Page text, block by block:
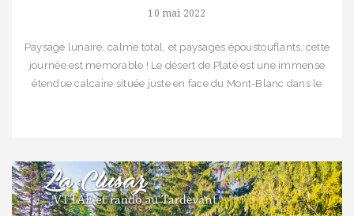
10 mai 2022
Paysage lunaire, calme total, et paysages époustouflants, cette
journée est mémorable ! Le désert de Platé est une immense
étendue calcaire située juste en face du Mont-Blanc dans le